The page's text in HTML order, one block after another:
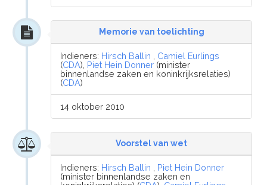
Memorie van toelichting
Indieners: Hirsch Ballin
Camiel Eurlings
(CDA), Piet Hein Donner (minister
binnenlandse zaken en koninkrijksrelaties)
(CDA)
14 oktober 2010
Voorstel van wet
Indieners: Hirsch Ballin
Piet Hein Donner
(minister binnenlandse zaken en